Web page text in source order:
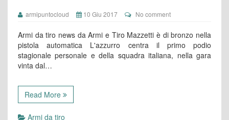
armipuntocloud 10 Giu 2017 No comment
Armi da tiro news da Armi e Tiro Mazzetti è di bronzo nella
pistola automatica L'azzurro centra il primo podio
stagionale personale e della squadra italiana, nella gara
vinta dal…
Read More
Armi da tiro